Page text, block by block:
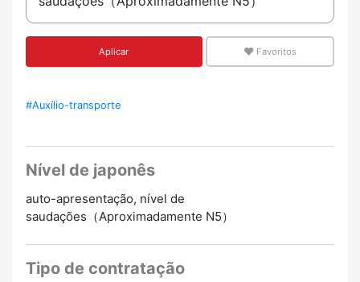
Aplicar Favoritos
#Auxílio-transporte
Nível de japonês
auto-apresentação, nível de
saudações（Aproximadamente N5）
Tipo de contratação